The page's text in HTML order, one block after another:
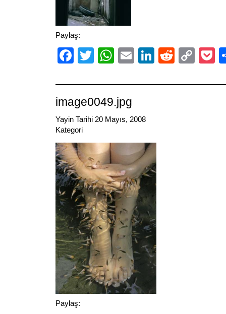
Paylaş:
Facebook
TwitterWhatsApp
EmailLinkedIn
Reddit
image0049.jpg
Yayin Tarihi 20 Mayıs, 2008
Kategori
Paylaş: